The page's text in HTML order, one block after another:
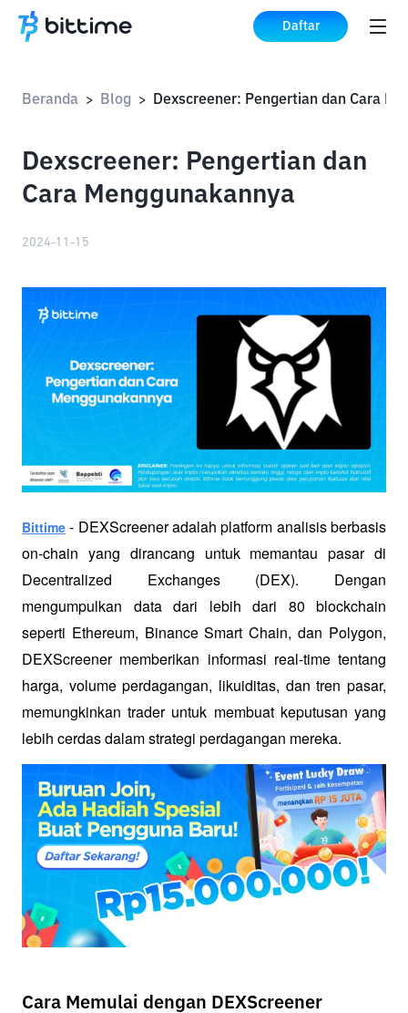
Daftar
Beranda > Blog >
Dexscreener: Pengertian dan
Cara Menggunakannya
2024-11-15
Bittime - DEXScreener adalah platform analisis berbasis
on-chain yang dirancang untuk memantau pasar di
Decentralized Exchanges (DEX). Dengan
mengumpulkan data dari lebih dari 80 blockchain
seperti Ethereum, Binance Smart Chain, dan Polygon,
DEXScreener memberikan informasi real-time tentang
harga, volume perdagangan, likuiditas, dan tren pasar,
memungkinkan trader untuk membuat keputusan yang
lebih cerdas dalam strategi perdagangan mereka.
Cara Memulai dengan DEXScreener